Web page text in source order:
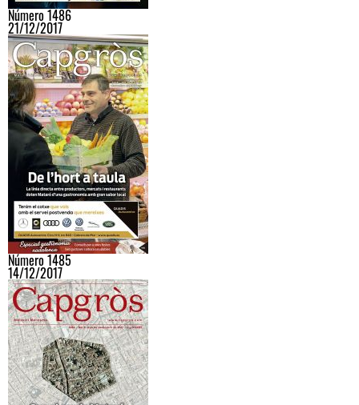
Número 1486
21/12/2017
Número 1485
14/12/2017